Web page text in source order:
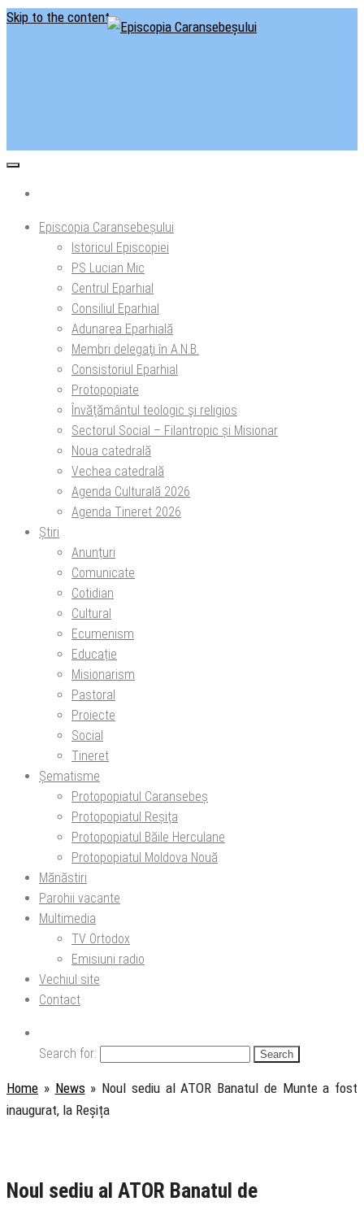
Skip to the content
Episcopia Caransebeșului
Istoricul Episcopiei
PS Lucian Mic
Centrul Eparhial
Consiliul Eparhial
Adunarea Eparhială
Membri delegaţi în A.N.B.
Consistoriul Eparhial
Protopopiate
Învăţământul teologic şi religios
Sectorul Social – Filantropic și Misionar
Noua catedrală
Vechea catedrală
Agenda Culturală 2026
Agenda Tineret 2026
Știri
Anunțuri
Comunicate
Cotidian
Cultural
Ecumenism
Educație
Misionarism
Pastoral
Proiecte
Social
Tineret
Șematisme
Protopopiatul Caransebeș
Protopopiatul Reșița
Protopopiatul Băile Herculane
Protopopiatul Moldova Nouă
Mănăstiri
Parohii vacante
Multimedia
TV Ortodox
Emisiuni radio
Vechiul site
Contact
Search for:
Home » News » Noul sediu al ATOR Banatul de Munte a fost
inaugurat, la Reșița
Noul sediu al ATOR Banatul de